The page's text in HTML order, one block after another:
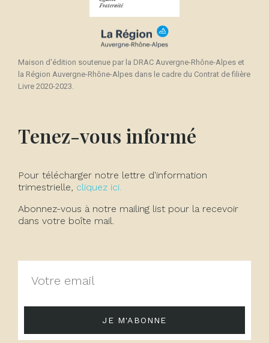
Maison d'édition soutenue par la DRAC Auvergne-Rhône-Alpes et
la Région Auvergne-Rhône-Alpes dans le cadre du Contrat de filière
Livre 2020-2023.
Tenez-vous informé
Pour télécharger notre lettre d'information
trimestrielle, cliquez ici.
Abonnez-vous à notre mailing list pour la recevoir
dans votre boîte mail.
JE M'ABONNE